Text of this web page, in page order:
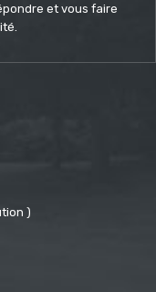
et vous faire
)